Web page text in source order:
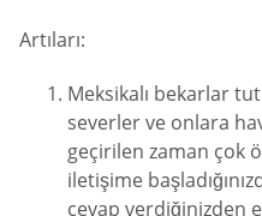
Artıları:
Meksikalı bekarlar
severler ve onlara
geçirilen zaman çok
iletişime
cevap verdiğinizden